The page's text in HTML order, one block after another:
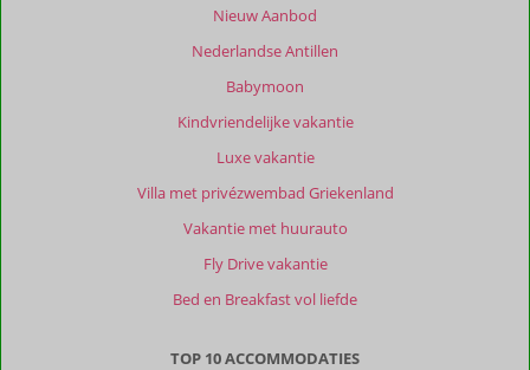
Nieuw Aanbod
Nederlandse Antillen
Babymoon
Kindvriendelijke vakantie
Luxe vakantie
Villa met privézwembad Griekenland
Vakantie met huurauto
Fly Drive vakantie
Bed en Breakfast vol liefde
TOP 10 ACCOMMODATIES